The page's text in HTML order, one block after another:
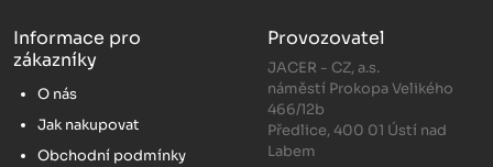
Informace pro
zákazníky
O nás
Jak nakupovat
Obchodní podmínky
Provozovatel
JACER - CZ, a.s.
náměstí Prokopa Velikého
466/12b
Předlice, 400 01 Ústí nad
Labem